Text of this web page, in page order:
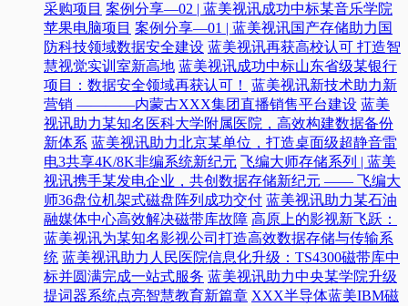
采购项目 案例分享—02 | 蓝美视讯成功中标某音乐学院
苹果电脑项目 案例分享—01 | 蓝美视讯国产存储助力国
防科技领域数据安全建设 蓝美视讯再获高校认可 打造智
慧视觉实训室新高地 蓝美视讯成功中标山东省级某银行
项目：数据安全领域再获认可！
蓝美视讯新技术助力新
营销 ————内蒙古XXX集团直播销售平台建设 蓝美
视讯助力某知名医科大学附属医院，高效构建数据备份
新体系 蓝美视讯助力北京某单位，打造桌面级超静音雷
电3共享4K/8K非编系统新纪元 飞编大师存储系列 | 蓝美
视讯携手某发电企业，共创数据存储新纪元 —— 飞编大
师36盘位机架式磁盘阵列成功交付 蓝美视讯助力某石油
融媒体中心高效解决磁带库故障 高原上的影视新飞跃：
蓝美视讯为某知名影视公司打造高效数据存储与传输系
统 蓝美视讯助力人民医院信息化升级：TS4300磁带库中
标并圆满完成一站式服务 蓝美视讯助力中央某学院升级
提词器系统点亮智慧教育新篇章 XXX半导体蓝美IBM磁